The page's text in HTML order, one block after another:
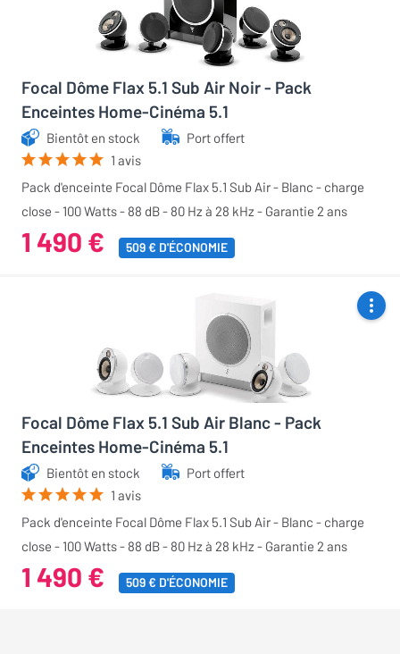
Focal Dôme Flax 5.1 Sub Air Noir - Pack
Enceintes Home-Cinéma 5.1
Bientôt en stock
Port offert
1 avis
Pack d'enceinte Focal Dôme Flax 5.1 Sub Air - Blanc - charge
close - 100 Watts - 88 dB - 80 Hz à 28 kHz - Garantie 2 ans
1 490 € 509 € D'ÉCONOMIE
Focal Dôme Flax 5.1 Sub Air Blanc - Pack
Enceintes Home-Cinéma 5.1
Bientôt en stock
Port offert
1 avis
Pack d'enceinte Focal Dôme Flax 5.1 Sub Air - Blanc - charge
close - 100 Watts - 88 dB - 80 Hz à 28 kHz - Garantie 2 ans
1 490 € 509 € D'ÉCONOMIE